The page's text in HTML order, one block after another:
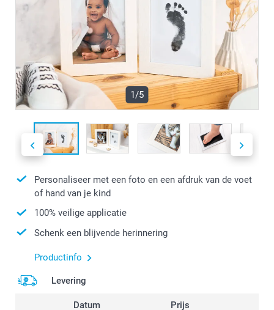
1/5
Personaliseer met een foto en een afdruk van de voet
of hand van je kind
100% veilige applicatie
Schenk een blijvende herinnering
Productinfo
Levering
Datum Prijs